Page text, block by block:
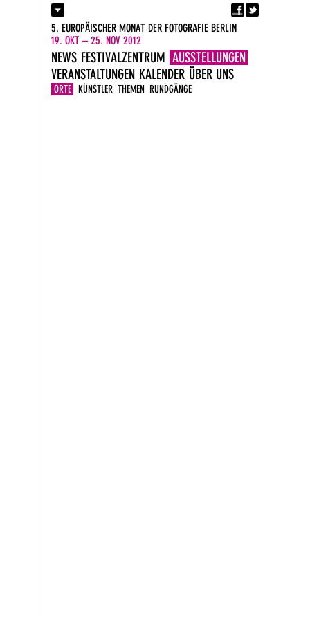
Kontakt
Presse
Impressum
DE
EN
5. EUROPÄISCHER MONAT DER FOTOGRAFIE BERLIN
19. OKT – 25. NOV 2012
NEWS FESTIVALZENTRUM AUSSTELLUNGEN
ORTE KÜNSTLER THEMEN RUNDGÄNGE
VERANSTALTUNGEN KALENDER ÜBER UNS